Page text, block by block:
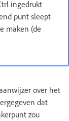
ingedrukt
punt sleept
maken (de
over het
dat
zou